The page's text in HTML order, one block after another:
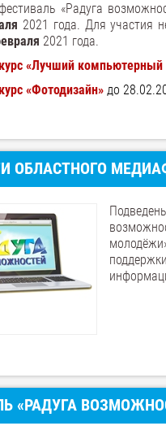
«Радуга
2021 года. Для участия
2021 года.
«Лучший
«Фотодизайн» до
ОБЛАСТНОГО
«РАДУГА